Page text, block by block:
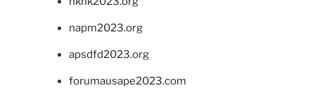
napm2023.org
apsdfd2023.org
forumausape2023.com